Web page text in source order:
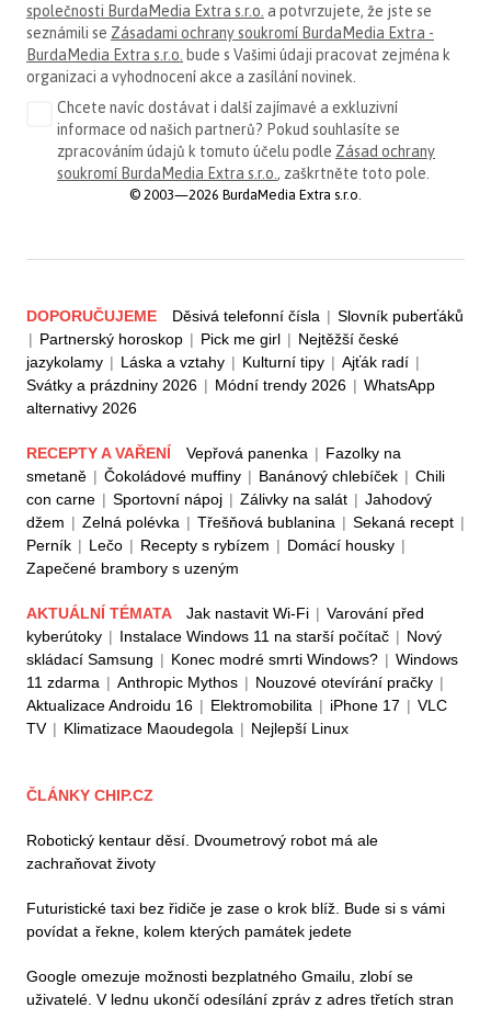
společnosti BurdaMedia Extra s.r.o. a potvrzujete, že jste se
seznámili se Zásadami ochrany soukromí BurdaMedia Extra -
BurdaMedia Extra s.r.o. bude s Vašimi údaji pracovat zejména k
organizaci a vyhodnocení akce a zasílání novinek.
Chcete navíc dostávat i další zajímavé a exkluzivní
informace od našich partnerů? Pokud souhlasíte se
zpracováním údajů k tomuto účelu podle Zásad ochrany
soukromí BurdaMedia Extra s.r.o., zaškrtněte toto pole.
© 2003—2026 BurdaMedia Extra s.r.o.
DOPORUČUJEME Děsivá telefonní čísla | Slovník puberťáků
| Partnerský horoskop | Pick me girl | Nejtěžší české
jazykolamy | Láska a vztahy | Kulturní tipy | Ajťák radí |
Svátky a prázdniny 2026 | Módní trendy 2026 | WhatsApp
alternativy 2026
RECEPTY A VAŘENÍ Vepřová panenka | Fazolky na
smetaně | Čokoládové muffiny | Banánový chlebíček | Chili
con carne | Sportovní nápoj | Zálivky na salát | Jahodový
džem | Zelná polévka | Třešňová bublanina | Sekaná recept |
Perník | Lečo | Recepty s rybízem | Domácí housky |
Zapečené brambory s uzeným
AKTUÁLNÍ TÉMATA Jak nastavit Wi-Fi | Varování před
kyberútoky | Instalace Windows 11 na starší počítač | Nový
skládací Samsung | Konec modré smrti Windows? | Windows
11 zdarma | Anthropic Mythos | Nouzové otevírání pračky |
Aktualizace Androidu 16 | Elektromobilita | iPhone 17 | VLC
TV | Klimatizace Maoudegola | Nejlepší Linux
ČLÁNKY CHIP.CZ
Robotický kentaur děsí. Dvoumetrový robot má ale
zachraňovat životy
Futuristické taxi bez řidiče je zase o krok blíž. Bude si s vámi
povídat a řekne, kolem kterých památek jedete
Google omezuje možnosti bezplatného Gmailu, zlobí se
uživatelé. V lednu ukončí odesílání zpráv z adres třetích stran